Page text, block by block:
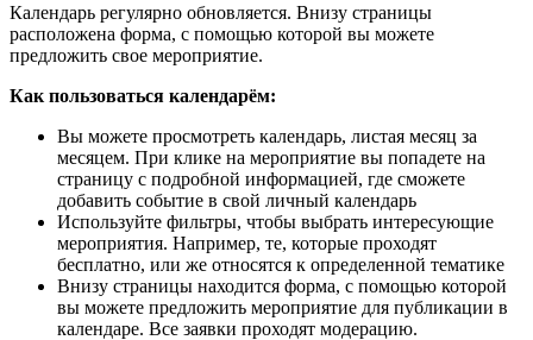
Календарь регулярно обновляется. Внизу страницы
расположена форма, с помощью которой вы можете
предложить свое мероприятие.
Как пользоваться календарём:
Вы можете просмотреть календарь, листая месяц за
месяцем. При клике на мероприятие вы попадете на
страницу с подробной информацией, где сможете
добавить событие в свой личный календарь
Используйте фильтры, чтобы выбрать интересующие
мероприятия. Например, те, которые проходят
бесплатно, или же относятся к определенной тематике
Внизу страницы находится форма, с помощью которой
вы можете предложить мероприятие для публикации в
календаре. Все заявки проходят модерацию.